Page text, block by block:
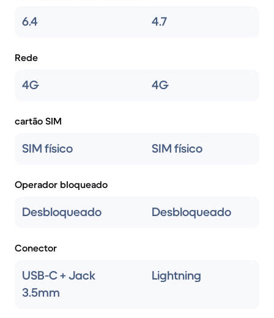
6.4 4.7
Rede
4G 4G
cartão SIM
SIM físico SIM físico
Operador bloqueado
Desbloqueado Desbloqueado
Conector
USB-C + Jack
3.5mm
Lightning